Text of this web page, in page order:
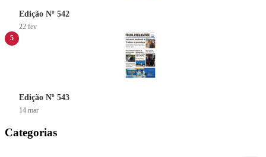
Edição Nº 542
22 fev
5
Edição Nº 543
14 mar
Categorias